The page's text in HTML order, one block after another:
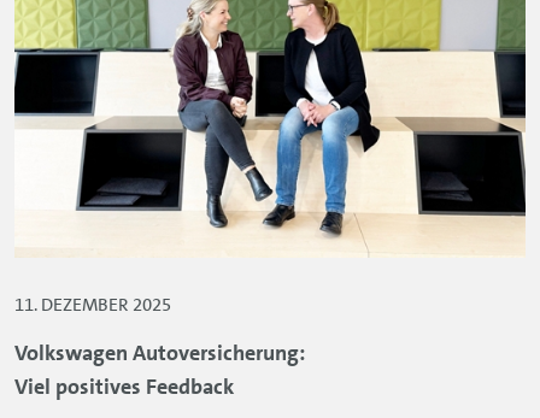
11. DEZEMBER 2025
Volkswagen Autoversicherung:
Viel positives Feedback